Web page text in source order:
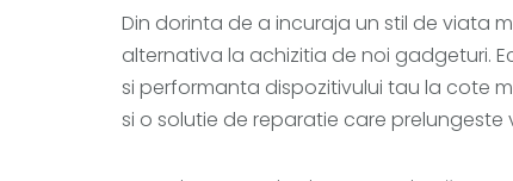
Din dorinta de a incuraja un stil de viata
alternativa la achizitia de noi gadgeturi.
si performanta dispozitivului tau la cote
si o solutie de reparatie care